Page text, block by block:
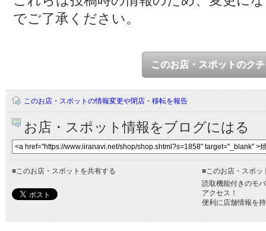
でご了承ください。
このお店・スポットのク
このお店・スポットの情報変更や閉店・移転を報告
お店・スポット情報をブログにはる
■このお店・スポットを共有する ■このお店・スポッ
読取機能付きのモ
アクセス！
便利に店舗情報を